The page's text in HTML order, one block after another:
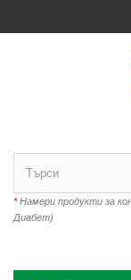
*Намери продукти за
Диабет)